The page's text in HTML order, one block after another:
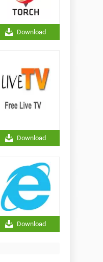
Download
Download
Download